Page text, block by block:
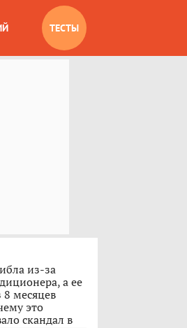
ТЕСТЫ
из-за
а ее
8 месяцев
это
скандал в